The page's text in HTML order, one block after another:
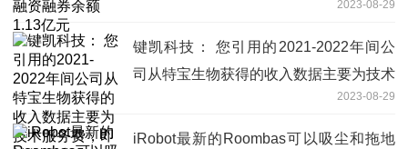
2023-08-29
键凯科技： 您引用的2021-2022年间公
司从特宝生物获得的收入数据主要为技术
2023-08-29
iRobot最新的Roombas可以吸尘和拖地